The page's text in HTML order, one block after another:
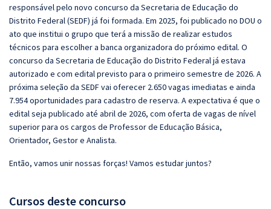
responsável pelo novo concurso da Secretaria de Educação do
Distrito Federal (SEDF) já foi formada. Em 2025, foi publicado no DOU o
ato que institui o grupo que terá a missão de realizar estudos
técnicos para escolher a banca organizadora do próximo edital. O
concurso da Secretaria de Educação do Distrito Federal já estava
autorizado e com edital previsto para o primeiro semestre de 2026. A
próxima seleção da SEDF vai oferecer 2.650 vagas imediatas e ainda
7.954 oportunidades para cadastro de reserva. A expectativa é que o
edital seja publicado até abril de 2026, com oferta de vagas de nível
superior para os cargos de Professor de Educação Básica,
Orientador, Gestor e Analista.
Então, vamos unir nossas forças! Vamos estudar juntos?
Cursos deste concurso